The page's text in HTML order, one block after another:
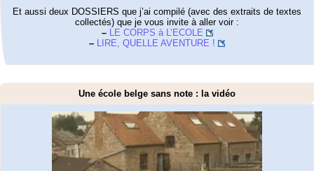
Et aussi deux DOSSIERS que j’ai compilé (avec des extraits de textes
collectés) que je vous invite à aller voir :
–
LE CORPS à L’ECOLE
–
LIRE, QUELLE AVENTURE !
Une école belge sans note : la vidéo